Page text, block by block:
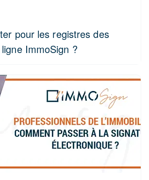
pour les registres des
ImmoSign ?